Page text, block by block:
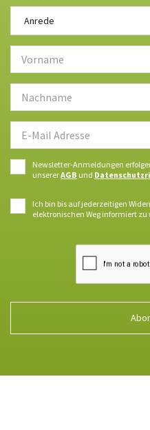
Anrede
Anrede
Newsletter-Anmeldungen
unsererAGB und
Ich bin bis auf jederzeitigen
elektronischen Weg informiert zu